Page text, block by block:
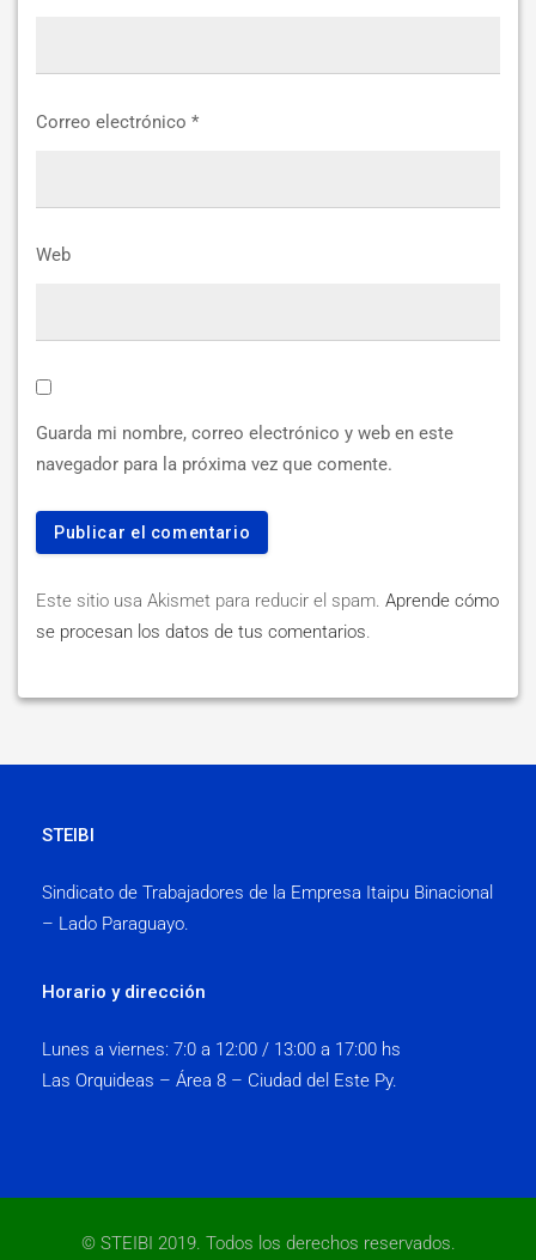
Correo electrónico *
Web
Guarda mi nombre, correo electrónico y web en este
navegador para la próxima vez que comente.
Este sitio usa Akismet para reducir el spam. Aprende cómo
se procesan los datos de tus comentarios.
STEIBI
Sindicato de Trabajadores de la Empresa Itaipu Binacional
– Lado Paraguayo.
Horario y dirección
Lunes a viernes: 7:0 a 12:00 / 13:00 a 17:00 hs
Las Orquideas – Área 8 – Ciudad del Este Py.
© STEIBI 2019. Todos los derechos reservados.